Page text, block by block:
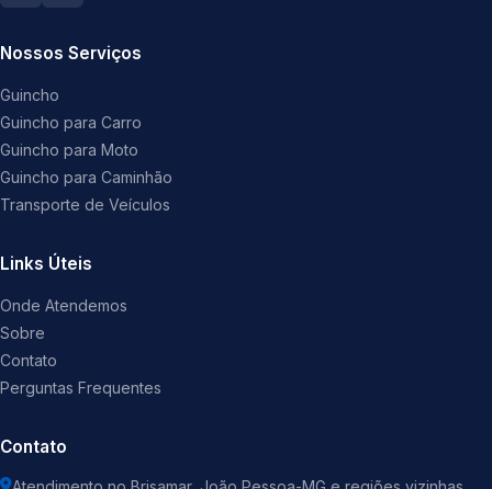
Nossos Serviços
Guincho
Guincho para Carro
Guincho para Moto
Guincho para Caminhão
Transporte de Veículos
Links Úteis
Onde Atendemos
Sobre
Contato
Perguntas Frequentes
Contato